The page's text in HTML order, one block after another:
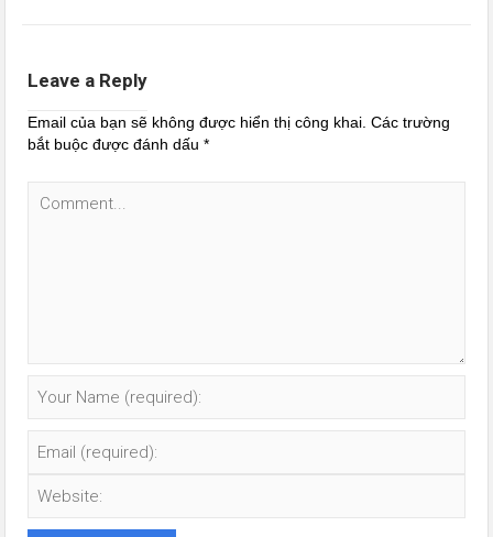
Leave a Reply
Email của bạn sẽ không được hiển thị công khai. Các trường
bắt buộc được đánh dấu*